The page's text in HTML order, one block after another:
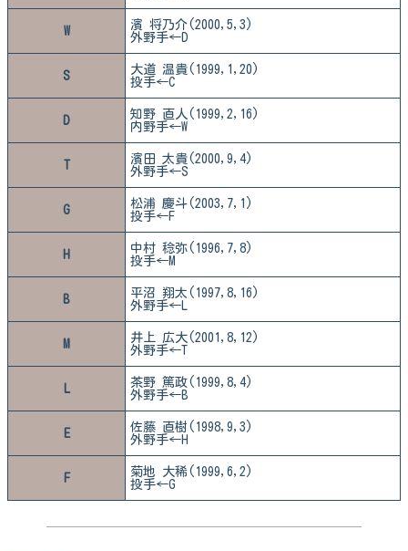
W
濱 将乃介(2000,5,3)
外野手←D
S
大道 温貴(1999,1,20)
投手←C
D
知野 直人(1999,2,16)
内野手←W
T
濱田 太貴(2000,9,4)
外野手←S
G
松浦 慶斗(2003,7,1)
投手←F
H
中村 稔弥(1996,7,8)
投手←M
B
平沼 翔太(1997,8,16)
外野手←L
M
井上 広大(2001,8,12)
外野手←T
L
茶野 篤政(1999,8,4)
外野手←B
E
佐藤 直樹(1998,9,3)
外野手←H
F
菊地 大稀(1999,6,2)
投手←G